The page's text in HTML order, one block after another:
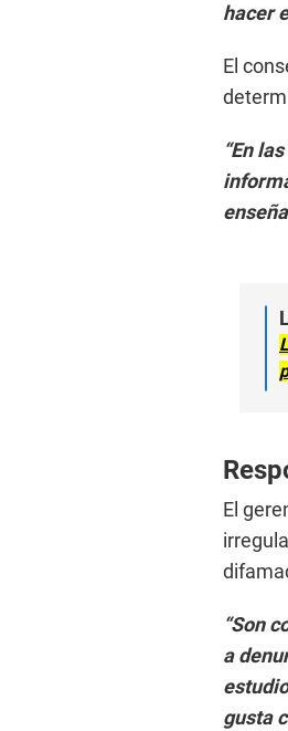
hacer
El
“En
El
“Son
a
gusta